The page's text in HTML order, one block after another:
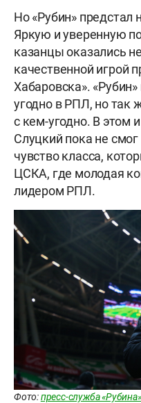
Но «Рубин» предстал
Яркую и уверенную
казанцы оказались
качественной игрой
Хабаровска».
угодно в РПЛ, но так
с кем-угодно. В этом
Слуцкий пока не
чувство класса,
ЦСКА, где молодая
лидером РПЛ.
Фото:пресс-служба «Рубина»